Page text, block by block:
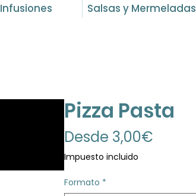
Infusiones Salsas y Mermeladas
Pizza Pasta
Desde 3,00€
Impuesto incluido
Formato *